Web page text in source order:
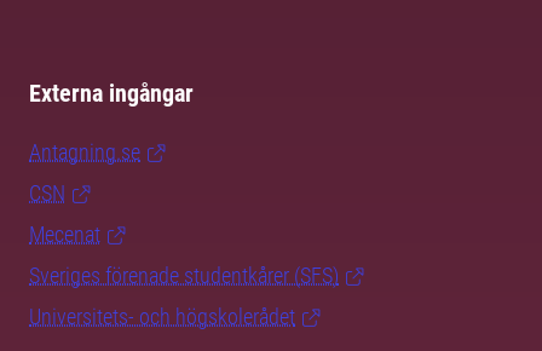
Externa ingångar
Antagning.se
CSN
Mecenat
Sveriges förenade studentkårer (SFS)
Universitets- och högskolerådet